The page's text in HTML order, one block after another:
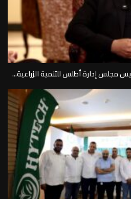
مجلس إدارة أطلس للتنمية الزراعية...